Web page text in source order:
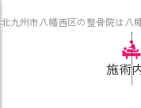
北九州市八幡西区の整骨院は八
施術